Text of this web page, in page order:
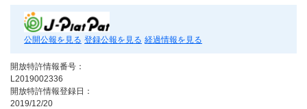
公開公報を見る 登録公報を見る 経過情報を見る
開放特許情報番号：
L2019002336
開放特許情報登録日：
2019/12/20